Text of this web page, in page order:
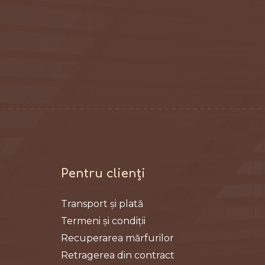
Pentru clienți
Transport și plată
Termeni și condiții
Recuperarea mărfurilor
Retragerea din contract